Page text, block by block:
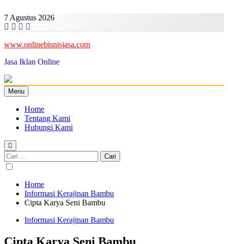
to
content
7 Agustus 2026
www.onlinebisnisjasa.com
Jasa Iklan Online
Menu
Home
Tentang Kami
Hubungi Kami
Cari
untuk:
Home
Informasi Kerajinan Bambu
Cipta Karya Seni Bambu
Informasi Kerajinan Bambu